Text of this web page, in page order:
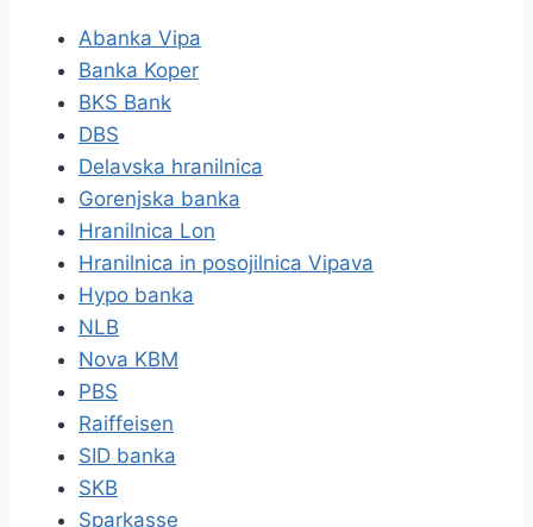
Abanka Vipa
Banka Koper
BKS Bank
DBS
Delavska hranilnica
Gorenjska banka
Hranilnica Lon
Hranilnica in posojilnica Vipava
Hypo banka
NLB
Nova KBM
PBS
Raiffeisen
SID banka
SKB
Sparkasse